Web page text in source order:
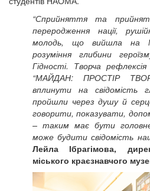
“Сприйняття та
переродження нації,
молодь, що вийшла на
розуміння глибини
Гідності. Творча
“МАЙДАН: ПРОСТІР
вплинути на свідомість
пройшли через душу й
говорити, показувати,
– таким має бути
може будити свідомість
Лейла Ібрагімова,
міського краєзнавчого